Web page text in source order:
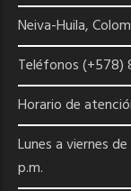
Neiva-Huila,
Teléfonos (+578)
Horario de
Lunes a viernes
p.m.